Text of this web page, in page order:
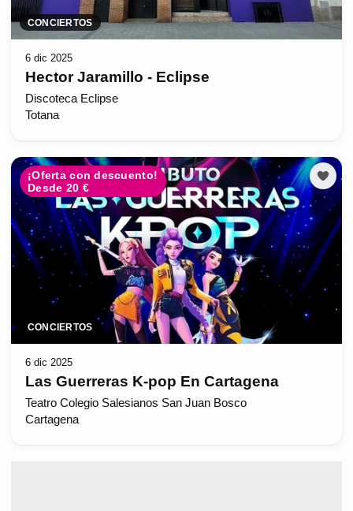
CONCIERTOS
6 dic 2025
Hector Jaramillo - Eclipse
Discoteca Eclipse
Totana
¡Oferta con descuento!
Desde 20 €
CONCIERTOS
6 dic 2025
Las Guerreras K-pop En Cartagena
Teatro Colegio Salesianos San Juan Bosco
Cartagena